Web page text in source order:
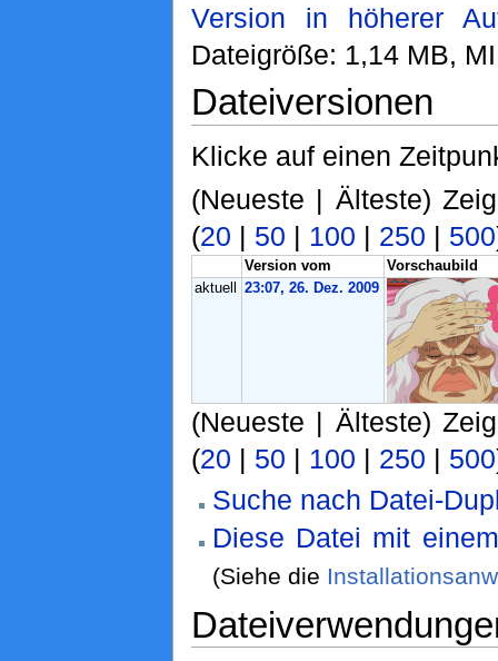
Version in höherer
Dateigröße: 1,14 MB,
Dateiversionen
Klicke auf einen
(Neueste | Älteste)
(20 | 50 | 100 | 250 | 500
Version vom
Vorschaubild
aktuell
23:07, 26. Dez. 2009
(Neueste | Älteste)
(20 | 50 | 100 | 250 | 500
Suche nach Datei-
Diese Datei mit
(Siehe die